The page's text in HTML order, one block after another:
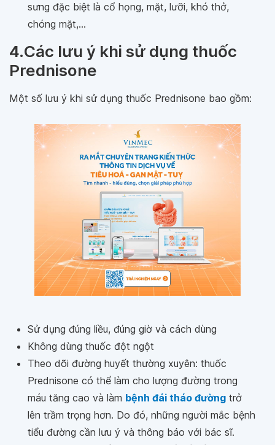
sưng đặc biệt là cổ họng, mặt, lưỡi, khó thở,
chóng mặt,...
4.Các lưu ý khi sử dụng thuốc
Prednisone
Một số lưu ý khi sử dụng thuốc Prednisone bao gồm:
Sử dụng đúng liều, đúng giờ và cách dùng
Không dùng thuốc đột ngột
Theo dõi đường huyết thường xuyên: thuốc
Prednisone có thể làm cho lượng đường trong
máu tăng cao và làm bệnh đái tháo đường trở
lên trầm trọng hơn. Do đó, những người mắc bệnh
tiểu đường cần lưu ý và thông báo với bác sĩ.